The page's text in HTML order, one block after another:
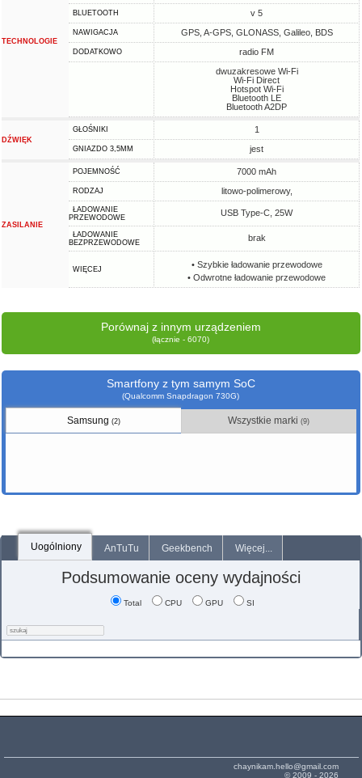
TECHNOLOGIE
BLUETOOTH v 5
NAWIGACJA GPS, A-GPS, GLONASS, Galileo, BDS
DODATKOWO
radio FM
dwuzakresowe Wi-Fi
Wi-Fi Direct
Hotspot Wi-Fi
Bluetooth LE
Bluetooth A2DP
DŹWIĘK
GŁOŚNIKI 1
GNIAZDO 3,5MM jest
ZASILANIE
POJEMNOŚĆ 7000 mAh
RODZAJ litowo-polimerowy,
ŁADOWANIE
PRZEWODOWE
USB Type-C, 25W
ŁADOWANIE
BEZPRZEWODOWE
brak
WIĘCEJ
• Szybkie ładowanie przewodowe
• Odwrotne ładowanie przewodowe
Porównaj z innym urządzeniem
(łącznie - 6070)
Smartfony z tym samym SoC
(Qualcomm Snapdragon 730G)
Samsung (2) Wszystkie marki(9)
Uogólniony AnTuTu Geekbench Więcej...
Podsumowanie oceny wydajności
Total CPU GPU SI
chaynikam.hello@gmail.com
© 2009 - 2026